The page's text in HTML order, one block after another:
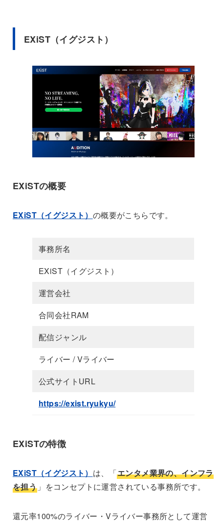
EXiST（イグジスト）
EXiSTの概要
EXiST（イグジスト） の概要がこちらです。
事務所名
EXiST（イグジスト）
運営会社
合同会社RAM
配信ジャンル
ライバー / Vライバー
公式サイトURL
https://exist.ryukyu/
EXiSTの特徴
EXiST（イグジスト） は、「エンタメ業界の、インフラ
を担う 」をコンセプトに運営されている事務所です。
還元率100%のライバー・Vライバー事務所として運営